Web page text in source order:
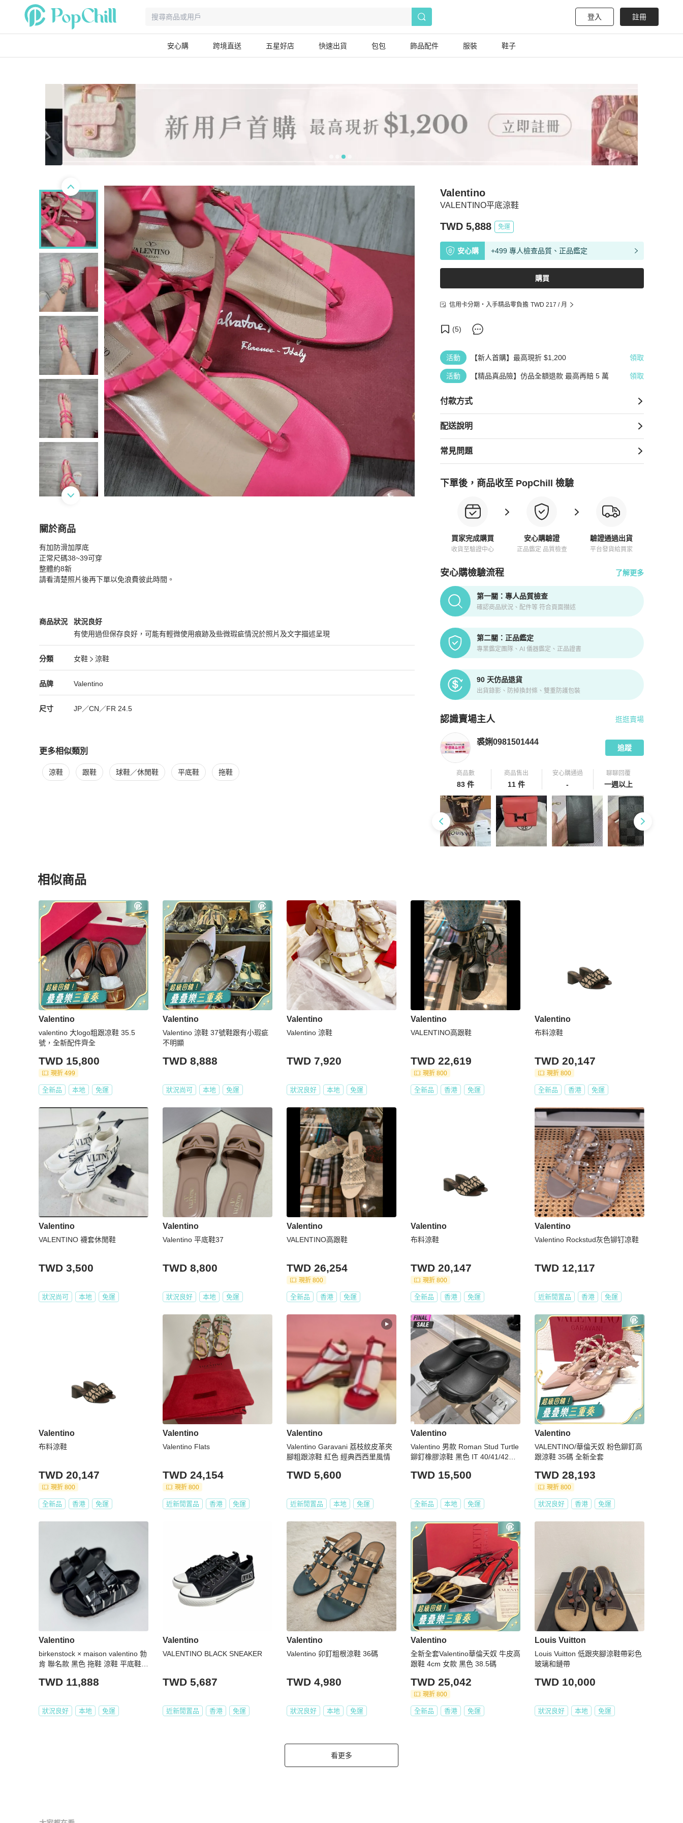
登入 註冊
安心購 跨境直送 五星好店 快速出貨 包包 飾品配件 服裝 鞋子
VALENTINO平底涼鞋
Valentino
TWD 5,888 免運
安心購 +499 專人檢查品質、正品鑑定
購買
信用卡分期・入手精品零負擔 TWD 217 / 月
(5)
活動 【新人首購】最高現折 $1,200 領取
活動 【精品真品險】仿品全額退款 最高再賠 5 萬 領取
付款方式
配送說明
常見問題
下單後，商品收至 PopChill 檢驗
買家完成購買
收貨至驗證中心
安心購驗證
正品鑑定 品質檢查
驗證通過出貨
平台發貨給買家
安心購檢驗流程 了解更多
PopChill拍拍圈正品驗證、安心購檢驗流程介紹
第一關：專人品質檢查
確認商品狀況、配件等 符合頁面描述
第二關：正品鑑定
專業鑑定團隊、AI 儀器鑑定、正品證書
90 天仿品退貨
出貨錄影、防掉換封條、雙重防護包裝
認識賣場主人
PopChill 拍拍圈嚴選賣家
逛逛賣場
裘娳0981501444
追蹤
商品數
83 件
商品售出
11 件
安心購通過
-
聊聊回覆
一週以上
關於商品
關於VALENTINO平底涼鞋
有加防滑加厚底
正常尺碼38~39可穿
整體約8新
請看清楚照片後再下單以免浪費彼此時間。
商品狀況
Valentino 女鞋商品狀態與細節
狀況良好
有使用過但保存良好，可能有輕微使用痕跡及些微瑕疵情況於照片及文字描述呈現
狀況良好
分類
Valentino 女鞋分類資訊
女鞋
涼鞋
女鞋/涼鞋推薦
品牌
Valentino 精品女鞋品牌介紹
Valentino
Valentino 推薦清單
尺寸 JP／CN／FR 24.5
更多相似類別
更多Valentino女鞋 相似商品推薦
涼鞋 跟鞋 球鞋／休閒鞋 平底鞋 拖鞋
相似商品
更多相似Valentino女鞋推薦精品
Valentino
valentino 大logo粗跟凉鞋 35.5
號，全新配件齊全
TWD 15,800
現折 499
全新品 本地 免運
Valentino
Valentino 涼鞋 37號鞋跟有小瑕疵
不明顯
TWD 8,888
狀況尚可 本地 免運
Valentino
Valentino 涼鞋
TWD 7,920
狀況良好 本地 免運
Valentino
VALENTINO高跟鞋
TWD 22,619
現折 800
全新品 香港 免運
Valentino
布料涼鞋
TWD 20,147
現折 800
全新品 香港 免運
Valentino
VALENTINO 襪套休閒鞋
TWD 3,500
狀況尚可 本地 免運
Valentino
Valentino 平底鞋37
TWD 8,800
狀況良好 本地 免運
Valentino
VALENTINO高跟鞋
TWD 26,254
現折 800
全新品 香港 免運
Valentino
布料涼鞋
TWD 20,147
現折 800
全新品 香港 免運
Valentino
Valentino Rockstud灰色铆钉凉鞋
TWD 12,117
近新閒置品 香港 免運
Valentino
布料涼鞋
TWD 20,147
現折 800
全新品 香港 免運
Valentino
Valentino Flats
TWD 24,154
現折 800
近新閒置品 香港 免運
Valentino
Valentino Garavani 荔枝紋皮革夾
腳粗跟涼鞋 紅色 經典西西里風情
TWD 5,600
近新閒置品 本地 免運
Valentino
Valentino 男款 Roman Stud Turtle
鉚釘橡膠涼鞋 黑色 IT 40/41/42
TWD 15,500
全新品 本地 免運
Valentino
VALENTINO/華倫天奴 粉色鉚釘高
跟涼鞋 35碼 全新全套
TWD 28,193
現折 800
狀況良好 香港 免運
Valentino
birkenstock × maison valentino 勃
肯 聯名款 黑色 拖鞋 涼鞋 平底鞋
TWD 11,888
狀況良好 本地 免運
Valentino
VALENTINO BLACK SNEAKER
TWD 5,687
近新閒置品 香港 免運
Valentino
Valentino 卯釘粗根涼鞋 36碼
TWD 4,980
狀況良好 本地 免運
Valentino
全新全套Valentino華倫天奴 牛皮高
跟鞋 4cm 女款 黑色 38.5碼
TWD 25,042
現折 800
全新品 香港 免運
Louis Vuitton
Louis Vuitton 低跟夾腳涼鞋帶彩色
玻璃和鏈帶
TWD 10,000
狀況良好 本地 免運
看更多